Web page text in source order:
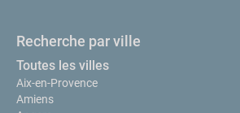
Recherche par ville
Toutes les villes
Aix-en-Provence
Amiens